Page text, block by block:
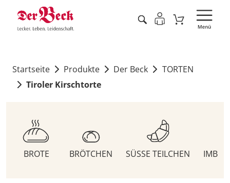
Startseite Produkte Der Beck
TORTEN
Tiroler Kirschtorte
BROTE BRÖTCHEN SÜSSE TEILCHEN